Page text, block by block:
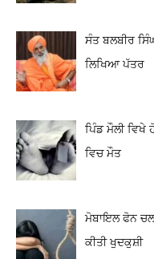
ਸੰਤ ਬਲਬੀਰ
ਲਿਖਿਆ ਪੱਤਰ
ਪਿੰਡ ਮੌਲੀ ਵਿਖੇ
ਵਿਚ ਮੌਤ
ਮੋਬਾਇਲ ਫੋਨ
ਕੀਤੀ ਖੁਦਕੁਸ਼ੀ